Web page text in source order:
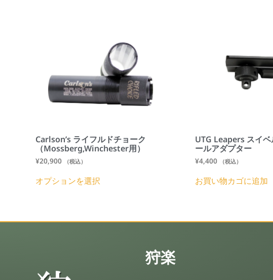
Carlson’s ライフルドチョーク
（Mossberg,Winchester用）
¥20,900 （税込）
オプションを選択
UTG Leapers スイ
ールアダプター
¥4,400 （税込）
お買い物カゴに追加
狩楽